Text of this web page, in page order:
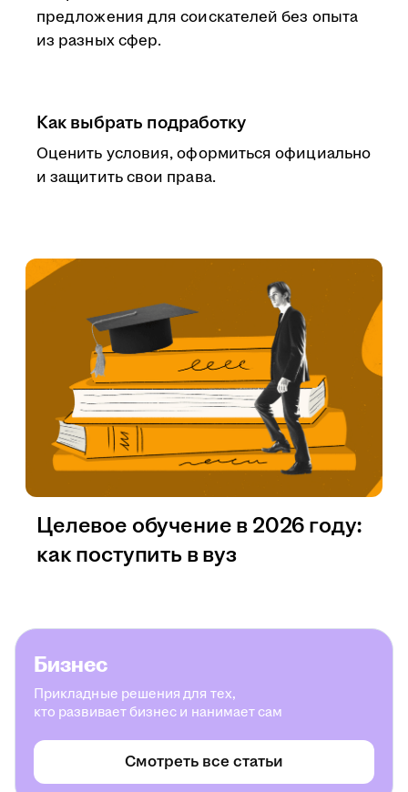
предложения для соискателей без опыта
из разных сфер.
Как выбрать подработку
Оценить условия, оформиться официально
и защитить свои права.
Целевое обучение в 2026 году:
как поступить в вуз
Бизнес
Прикладные решения для тех,
кто развивает бизнес и нанимает сам
Смотреть все статьи